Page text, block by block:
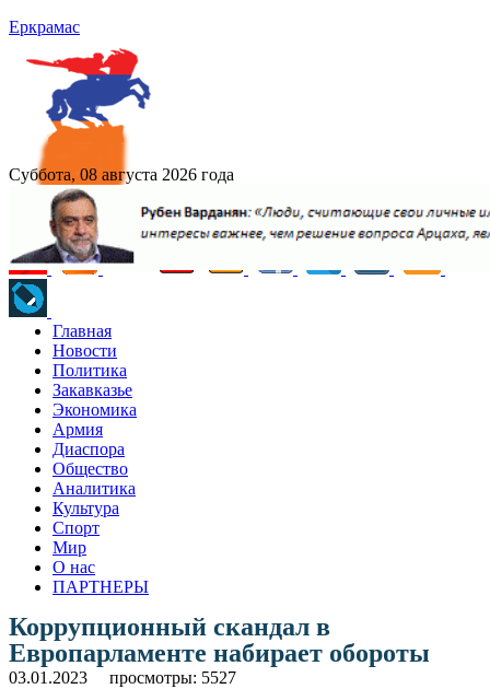
Еркрамас
Суббота, 08 августа 2026 года
Главная
Новости
Политика
Закавказье
Экономика
Армия
Диаспора
Общество
Аналитика
Культура
Спорт
Мир
О нас
ПАРТНЕРЫ
Коррупционный скандал в
Европарламенте набирает обороты
03.01.2023 просмотры: 5527